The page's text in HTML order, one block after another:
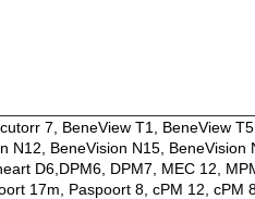
7, BeneView T1, BeneView T5,
N12, BeneVision N15, BeneVision
D6,DPM6, DPM7, MEC 12,
17m, Paspoort 8, cPM 12, cPM